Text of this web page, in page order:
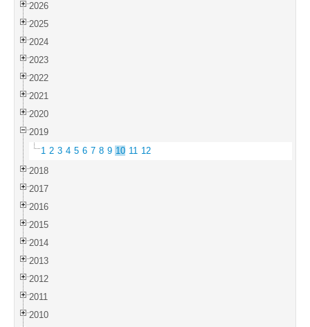
2026
2025
2024
2023
2022
2021
2020
2019
1 2 3 4 5 6 7 8 9 10 11 12
2018
2017
2016
2015
2014
2013
2012
2011
2010